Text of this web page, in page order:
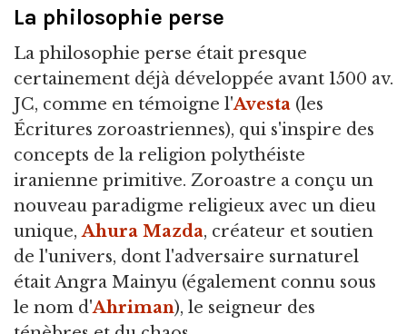
La philosophie perse
La philosophie perse était presque
certainement déjà développée avant 1500 av.
JC, comme en témoigne l'Avesta (les
Écritures zoroastriennes), qui s'inspire des
concepts de la religion polythéiste
iranienne primitive. Zoroastre a conçu un
nouveau paradigme religieux avec un dieu
unique,Ahura Mazda, créateur et soutien
de l'univers, dont l'adversaire surnaturel
était Angra Mainyu (également connu sous
le nom d'Ahriman), le seigneur des